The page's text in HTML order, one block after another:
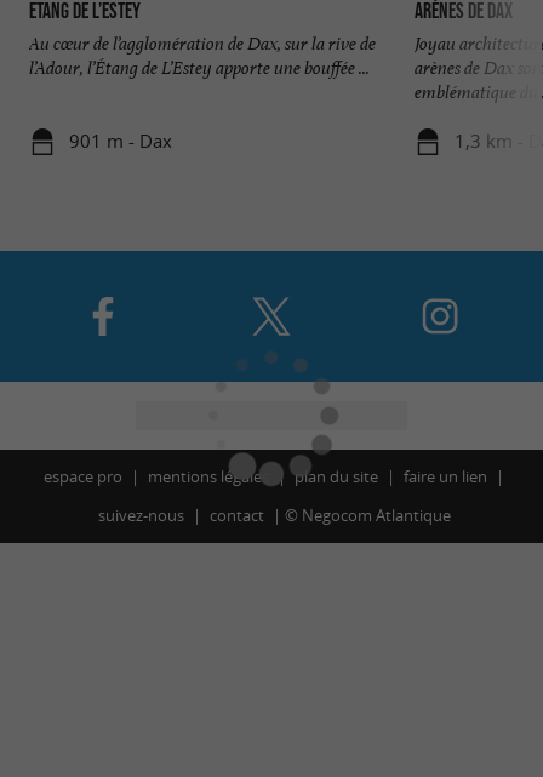
Etang de l’Estey
Au cœur de l’agglomération de Dax, sur la rive de
l’Adour, l’Étang de L’Estey apporte une bouffée ...
901 m - Dax
Arènes de Dax
Joyau
arènes de Dax
emblématique du
1,3 km -
espace pro mentions légales plan du site
faire un lien
suivez-nous
contact © Negocom Atlantique